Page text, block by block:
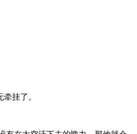
挂了。